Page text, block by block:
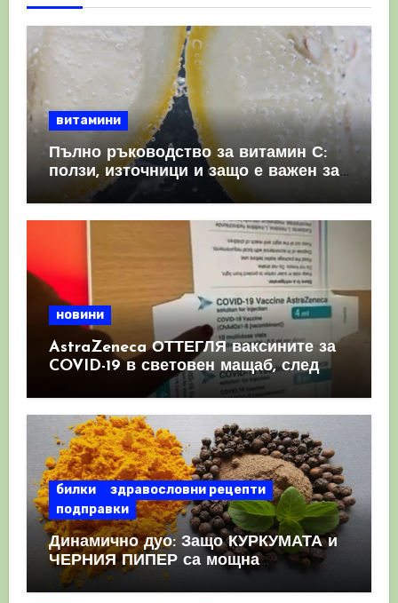
витамини
Пълно ръководство за витамин С:
ползи, източници и защо е важен за
имунната система
новини
AstraZeneca ОТТЕГЛЯ ваксините за
COVID-19 в световен мащаб, след
като призна, че те причиняват
КРЪВНИ съсиреци
билки
здравословни рецепти
подправки
Динамично дуо: Защо КУРКУМАТА и
ЧЕРНИЯ ПИПЕР са мощна
комбинация